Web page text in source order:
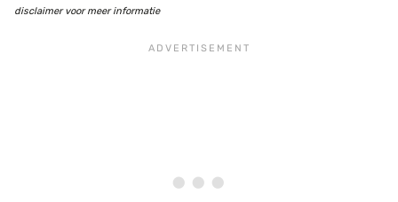
disclaimer voor meer informatie